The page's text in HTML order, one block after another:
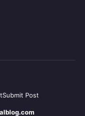
Submit Post